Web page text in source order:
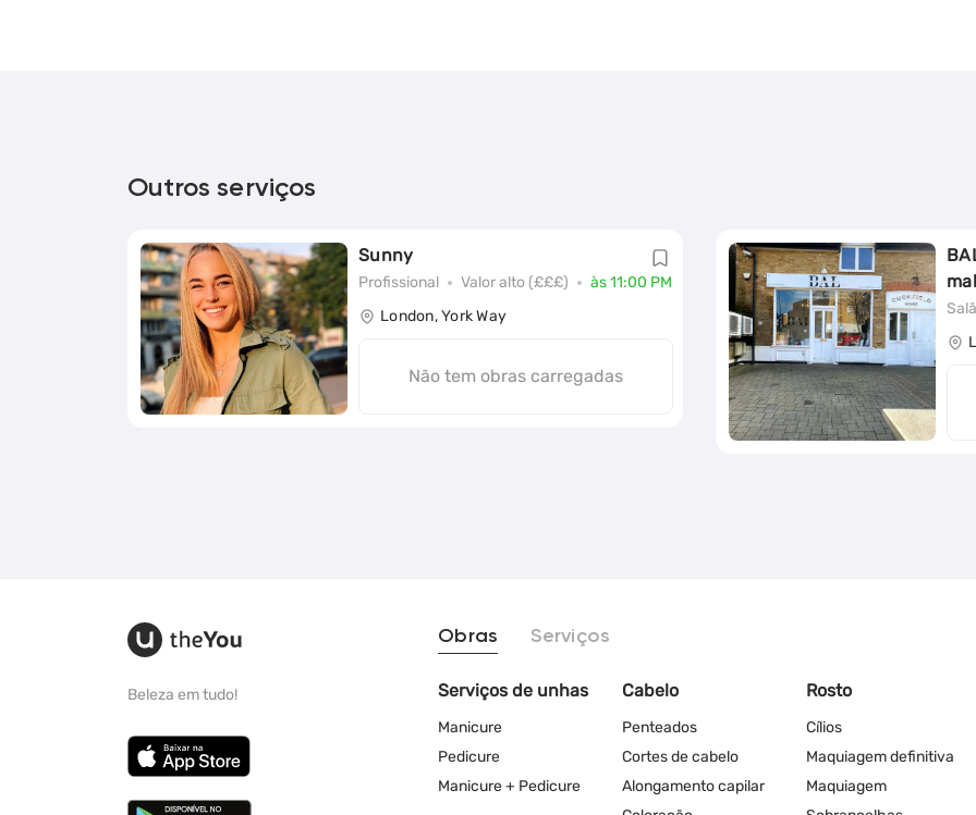
Outros serviços
Sunny
Profissional Valor alto (£££)
às 11:00 PM
London, York Way
Não tem obras carregadas
Beleza em tudo!
Obras Serviços
Serviços de unhas
Manicure
Pedicure
Manicure + Pedicure
Cabelo
Penteados
Cortes de cabelo
Alongamento capilar
Rosto
Cílios
Maquiagem definitiva
Maquiagem